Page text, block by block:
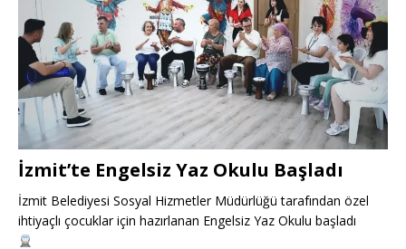
İzmit’te Engelsiz Yaz Okulu Başladı
İzmit Belediyesi Sosyal Hizmetler Müdürlüğü tarafından özel
ihtiyaçlı çocuklar için hazırlanan Engelsiz Yaz Okulu başladı